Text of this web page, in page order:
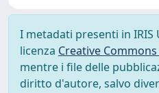
I metadati presenti in IRIS
licenza Creative
mentre i file delle
diritto d'autore, salvo